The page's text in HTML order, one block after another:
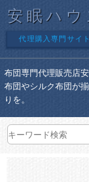
安眠ハウ
代理購入専門サイト
布団専門代理販売店
布団やシルク布団が
りを。